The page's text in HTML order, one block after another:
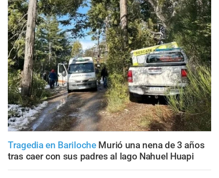
Tragedia en Bariloche Murió una nena de 3 años
tras caer con sus padres al lago Nahuel Huapi